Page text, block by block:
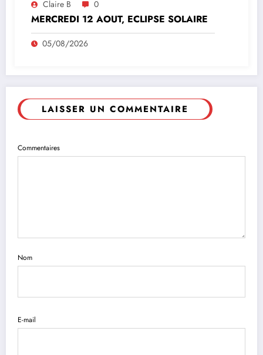
Claire B 0
MERCREDI 12 AOUT, ECLIPSE SOLAIRE
05/08/2026
LAISSER UN COMMENTAIRE
Commentaires
Nom
E-mail